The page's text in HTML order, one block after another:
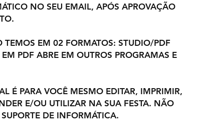
NO SEU EMAIL, APÓS APROVAÇÃO
TEMOS EM 02 FORMATOS: STUDIO/PDF
PDF ABRE EM OUTROS PROGRAMAS E
É PARA VOCÊ MESMO EDITAR, IMPRIMIR,
E/OU UTILIZAR NA SUA FESTA. NÃO
DE INFORMÁTICA.